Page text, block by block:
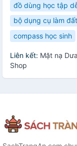
đồ dùng học tập
bộ dụng cụ làm
compass học sinh
Liên kết: Mặt nạ
Shop